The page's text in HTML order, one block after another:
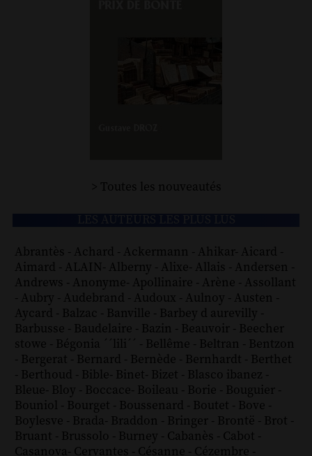
> Toutes les nouveautés
Abrantès - Achard - Ackermann - Ahikar- Aicard -
Aimard - ALAIN- Alberny - Alixe- Allais - Andersen -
Andrews - Anonyme- Apollinaire - Arène - Assollant
- Aubry - Audebrand - Audoux - Aulnoy - Austen -
Aycard - Balzac - Banville - Barbey d aurevilly -
Barbusse - Baudelaire - Bazin - Beauvoir - Beecher
stowe - Bégonia ´´lili´´ - Bellême - Beltran - Bentzon
- Bergerat - Bernard - Bernède - Bernhardt - Berthet
- Berthoud - Bible- Binet- Bizet - Blasco ibanez -
Bleue- Bloy - Boccace- Boileau - Borie - Bouguier -
Bouniol - Bourget - Boussenard - Boutet - Bove -
Boylesve - Brada- Braddon - Bringer - Brontë - Brot -
Bruant - Brussolo - Burney - Cabanès - Cabot -
Casanova- Cervantes - Césanne - Cézembre -